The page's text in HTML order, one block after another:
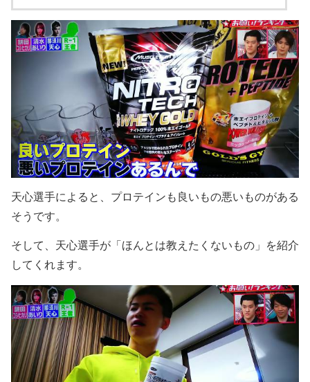
天心選手によると、プロテインも良いもの悪いものがある
そうです。
そして、天心選手が「ほんとは教えたくないもの」を紹介
してくれます。